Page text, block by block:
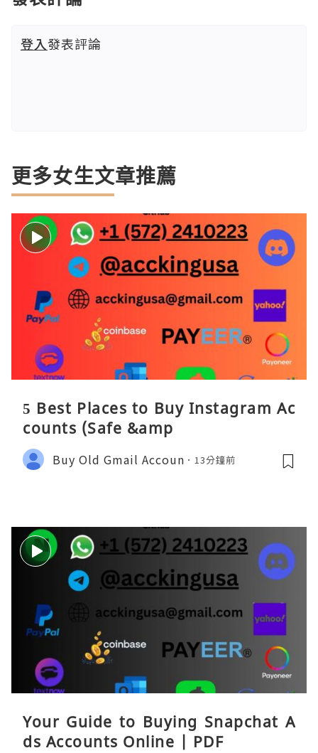
登入發表評論
更多女生文章推薦
5 Best Places to Buy Instagram Ac
counts (Safe &amp
Buy Old Gmail Accoun 13分鐘前
Your Guide to Buying Snapchat A
ds Accounts Online | PDF